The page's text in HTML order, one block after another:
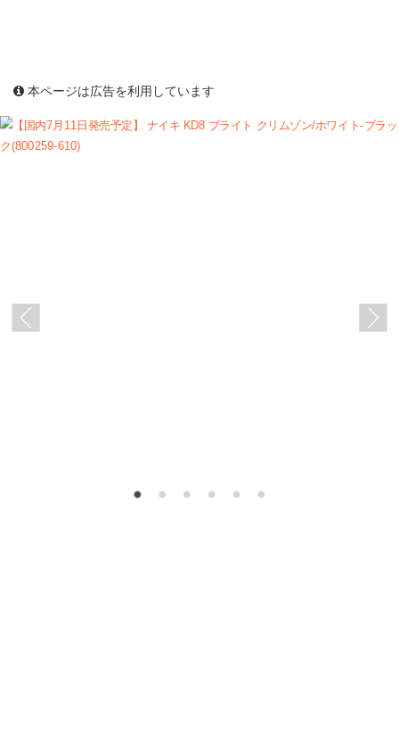
本ページは広告を利用しています